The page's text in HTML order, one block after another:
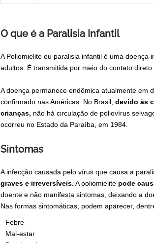
O que é a Paralisia Infantil
A Poliomielite ou paralisia infantil é uma
adultos. É transmitida por meio do contato
A doença permanece endêmica atualmente em
confirmado nas Américas. No Brasil, devido às
crianças, não há circulação de poliovírus
ocorreu no Estado da Paraíba, em 1984.
Sintomas
A infecção causada pelo vírus que causa a
graves e irreversíveis. A poliomielite pode
doente e não manifesta sintomas, deixando a
Nas formas sintomáticas, podem aparecer,
Febre
Mal-estar